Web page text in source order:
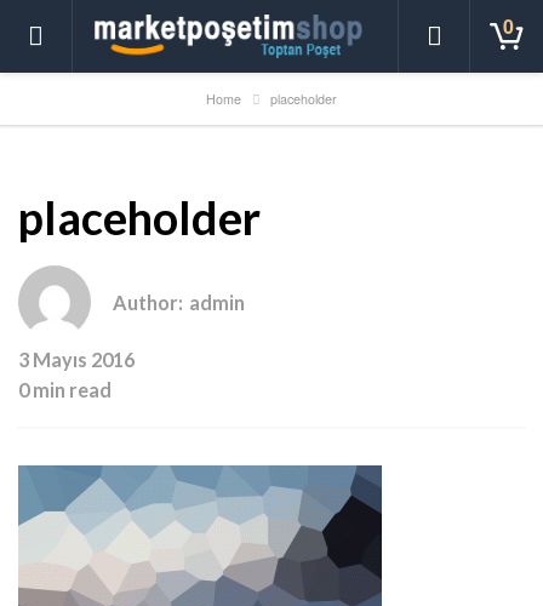
0
Home placeholder
placeholder
Author: admin
3 Mayıs 2016
0 min read